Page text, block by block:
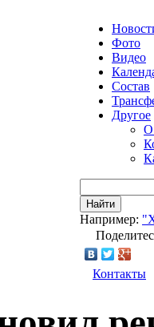
Фото
Видео
Состав
Другое
О
Найти
Например:
Контакты